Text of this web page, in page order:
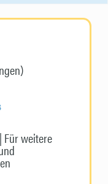
| Für weitere